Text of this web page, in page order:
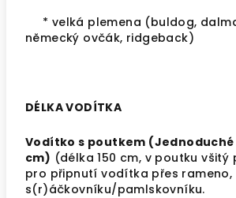
* velká plemena (buldog,
německý ovčák, ridgeback)
DÉLKA VODÍTKA
Vodítko s poutkem (Jednoduché
cm) (délka 150 cm, v poutku všitý
pro připnutí vodítka přes
s(r)áčkovníku/pamlskovníku.